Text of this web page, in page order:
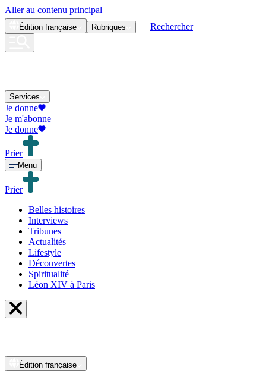
Aller au contenu principal
Édition française Rubriques Rechercher
Services
Je donne
Je m'abonne
Je donne
Prier
Menu
Prier
Belles histoires
Interviews
Tribunes
Actualités
Lifestyle
Découvertes
Spiritualité
Léon XIV à Paris
Édition française